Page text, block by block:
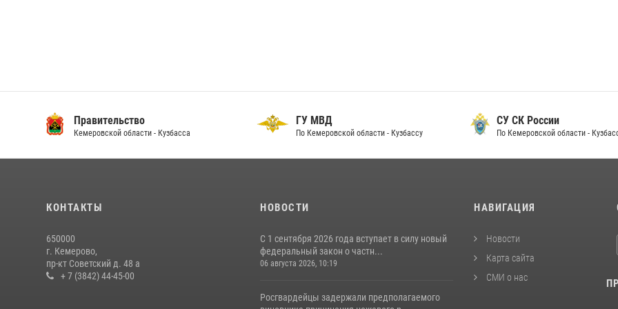
Правительство
Кемеровской области - Кузбасса
ГУ МВД
По Кемеровской области - Кузбассу
СУ СК России
По Кемеровской области -
КОНТАКТЫ
650000
г. Кемерово,
пр-кт Советский д. 48 а
+ 7 (3842) 44-45-00
НОВОСТИ
С 1 сентября 2026 года вступает в силу новый
федеральный закон о частн...
06 августа 2026, 10:19
Росгвардейцы задержали предполагаемого
НАВИГАЦИЯ
Новости
Карта сайта
СМИ о нас